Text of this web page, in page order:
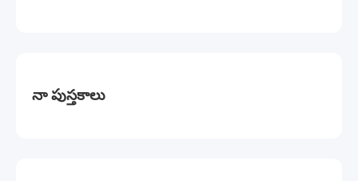
నా పుస్తకాలు